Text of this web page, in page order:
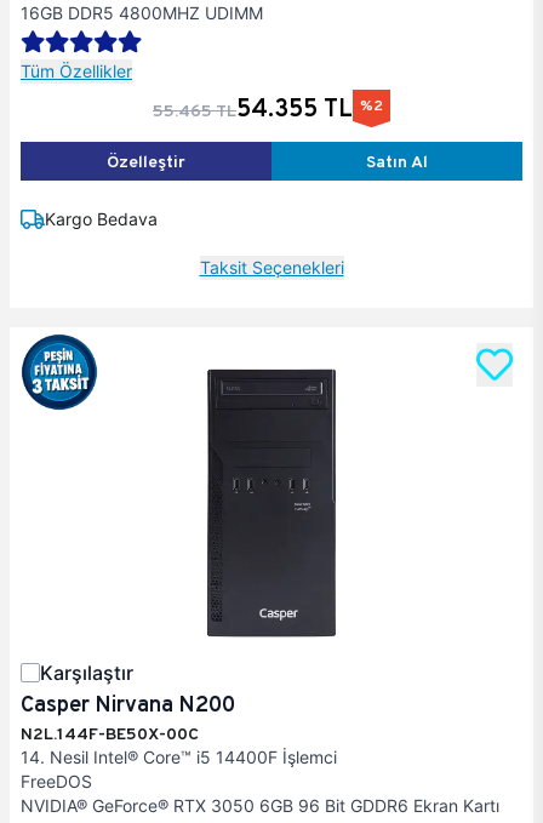
16GB DDR5 4800MHZ UDIMM
Tüm Özellikler
55.465 TL54.355 TL %2
Özelleştir Satın Al
Kargo Bedava
Taksit Seçenekleri
Karşılaştır
Casper Nirvana N200
N2L.144F-BE50X-00C
14. Nesil Intel® Core™ i5 14400F İşlemci
FreeDOS
NVIDIA® GeForce® RTX 3050 6GB 96 Bit GDDR6 Ekran Kartı